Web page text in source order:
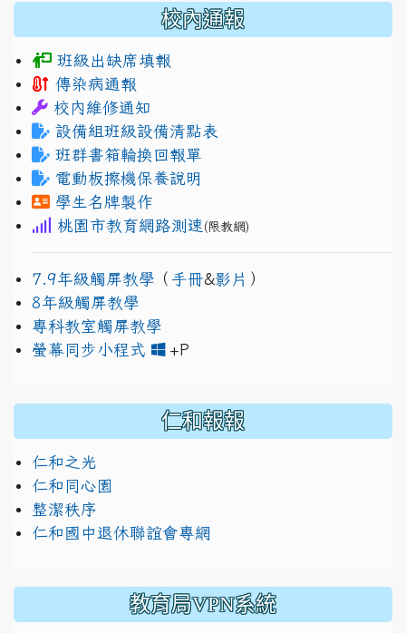
校內通報
班級出缺席填報
傳染病通報
校內維修通知
設備組班級設備清點表
班群書箱輪換回報單
電動板擦機保養說明
學生名牌製作
桃園市教育網路測速 (限教網)
7.9年級觸屏教學 （ 手冊&影片 ）
8年級觸屏教學
專科教室觸屏教學
螢幕同步小程式
+P
仁和報報
仁和之光
仁和同心園
整潔秩序
仁和國中退休聯誼會專網
教育局VPN系統